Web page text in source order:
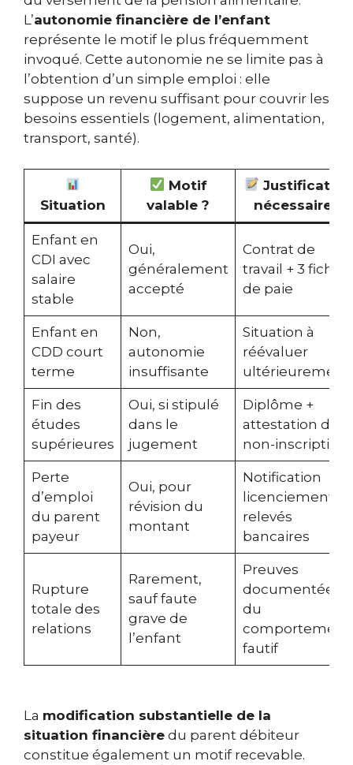
L’autonomie financière de l’enfant
représente le motif le plus fréquemment
invoqué. Cette autonomie ne se limite pas à
l’obtention d’un simple emploi : elle
suppose un revenu suffisant pour couvrir les
besoins essentiels (logement, alimentation,
transport, santé).
Situation
Motif
valable ?
Justificatifs
nécessaires
Enfant en
CDI avec
salaire
stable
Oui,
généralement
accepté
Contrat de
travail + 3 fiches
de paie
Enfant en
CDD court
terme
Non,
autonomie
insuffisante
Situation à
réévaluer
ultérieurement
Fin des
études
supérieures
Oui, si stipulé
dans le
jugement
Diplôme +
attestation de
non-inscription
Perte
d’emploi
du parent
payeur
Oui, pour
révision du
montant
Notification
licenciement +
relevés
bancaires
Rupture
totale des
relations
Rarement,
sauf faute
grave de
l’enfant
Preuves
documentées
du
comportement
fautif
La modification substantielle de la
situation financière du parent débiteur
constitue également un motif recevable.